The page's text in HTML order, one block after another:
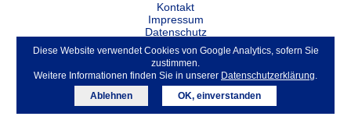
Kontakt
Impressum
Datenschutz
Haftungsausschluss
ABO kündigen
Diese Website verwendet Cookies von Google Analytics, sofern Sie
zustimmen.
Weitere Informationen finden Sie in unserer Datenschutzerklärung.
Ablehnen
OK, einverstanden